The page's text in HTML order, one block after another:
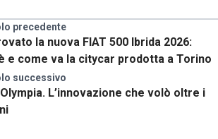
precedente
la nuova FIAT 500 Ibrida 2026:
e come va la citycar prodotta a Torino
successivo
L’innovazione che volò oltre i